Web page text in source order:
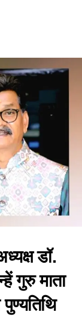
डॉ.
गुरु माता